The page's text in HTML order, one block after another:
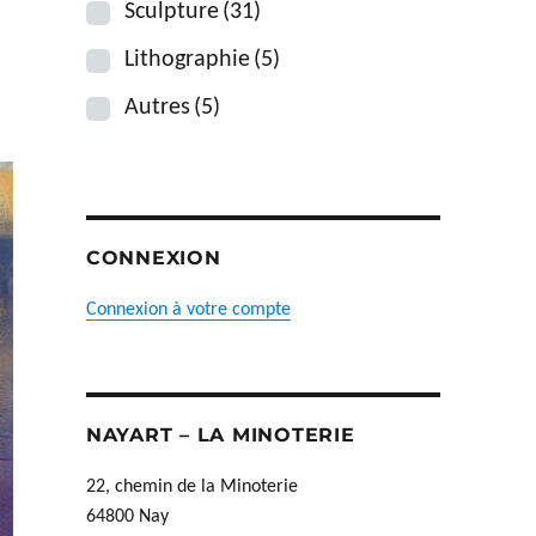
Sculpture (31)
Lithographie (5)
Autres (5)
CONNEXION
Connexion à votre compte
NAYART – LA MINOTERIE
22, chemin de la Minoterie
64800 Nay